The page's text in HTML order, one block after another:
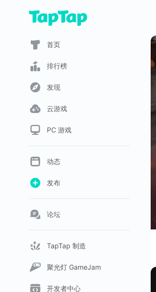
首页
排行榜
发现
云游戏
PC 游戏
动态
发布
论坛
TapTap 制造
聚光灯 GameJam
开发者中心